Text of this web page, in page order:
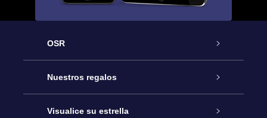
OSR
Atención
Contáctanos
Nuestros regalos
Regalo Estrella Online
Visualice su estrella